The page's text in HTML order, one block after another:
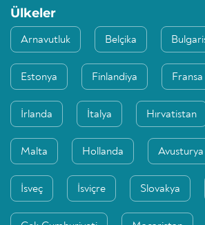
Ülkeler
Arnavutluk Belçika
Estonya Finlandiya Fransa
İrlanda İtalya Hırvatistan
Malta Hollanda Avusturya
İsveç İsviçre Slovakya